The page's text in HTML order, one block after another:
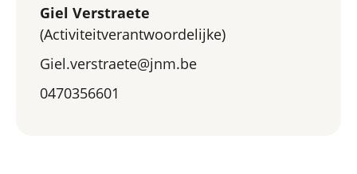
Giel Verstraete
(Activiteitverantwoordelijke)
Giel.verstraete@jnm.be
0470356601